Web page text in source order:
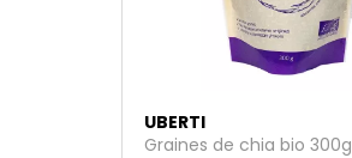
UBERTI
Graines de chia bio 300g